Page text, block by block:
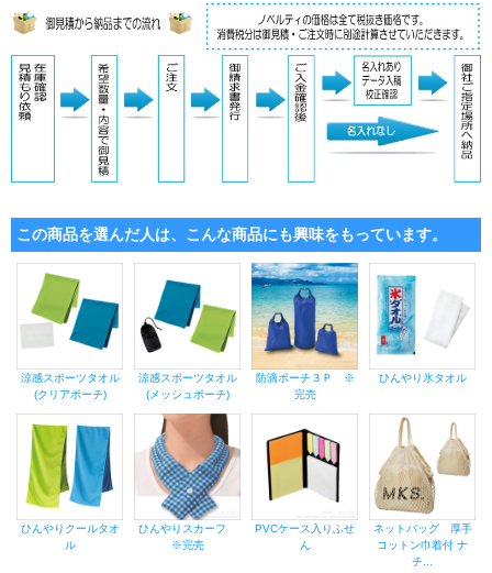
この商品を選んだ人は、こんな商品にも興味をもっています。
涼感スポーツタオル
(クリアポーチ)
涼感スポーツタオル
(メッシュポーチ)
防滴ポーチ３Ｐ ※
完売
ひんやり氷タオル
ひんやりクールタオ
ル
ひんやりスカーフ
※完売
PVCケース入りふせ
ん
ネットバッグ 厚手
コットン巾着付 ナ
チ...